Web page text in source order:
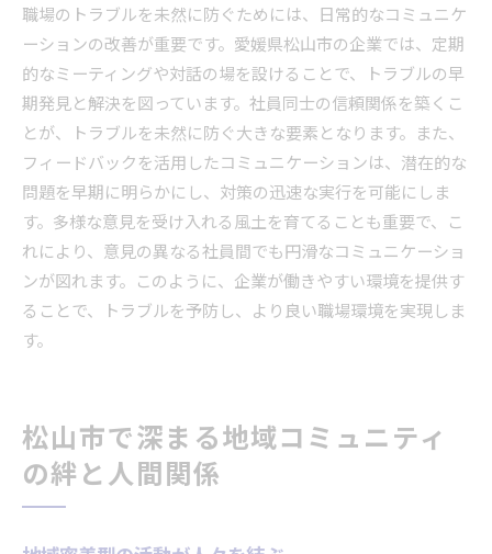
職場のトラブルを未然に防ぐためには、日常的なコミュニケ
ーションの改善が重要です。愛媛県松山市の企業では、定期
的なミーティングや対話の場を設けることで、トラブルの早
期発見と解決を図っています。社員同士の信頼関係を築くこ
とが、トラブルを未然に防ぐ大きな要素となります。また、
フィードバックを活用したコミュニケーションは、潜在的な
問題を早期に明らかにし、対策の迅速な実行を可能にしま
す。多様な意見を受け入れる風土を育てることも重要で、こ
れにより、意見の異なる社員間でも円滑なコミュニケーショ
ンが図れます。このように、企業が働きやすい環境を提供す
ることで、トラブルを予防し、より良い職場環境を実現しま
す。
松山市で深まる地域コミュニティ
の絆と人間関係